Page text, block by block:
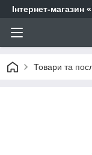
Інтернет-магазин
Товари та